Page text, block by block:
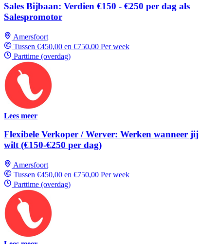
Sales Bijbaan: Verdien €150 - €250 per dag als
Salespromotor
Amersfoort
Tussen €450,00 en €750,00 Per week
Parttime (overdag)
Lees meer
Flexibele Verkoper / Werver: Werken wanneer jij
wilt (€150-€250 per dag)
Amersfoort
Tussen €450,00 en €750,00 Per week
Parttime (overdag)